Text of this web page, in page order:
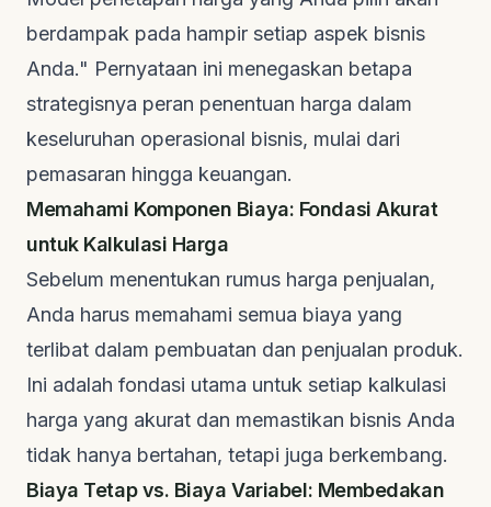
berdampak pada hampir setiap aspek bisnis
Anda." Pernyataan ini menegaskan betapa
strategisnya peran penentuan harga dalam
keseluruhan operasional bisnis, mulai dari
pemasaran hingga keuangan.
Memahami Komponen Biaya: Fondasi Akurat
untuk Kalkulasi Harga
Sebelum menentukan rumus harga penjualan,
Anda harus memahami semua biaya yang
terlibat dalam pembuatan dan penjualan produk.
Ini adalah fondasi utama untuk setiap kalkulasi
harga yang akurat dan memastikan bisnis Anda
tidak hanya bertahan, tetapi juga berkembang.
Biaya Tetap vs. Biaya Variabel: Membedakan